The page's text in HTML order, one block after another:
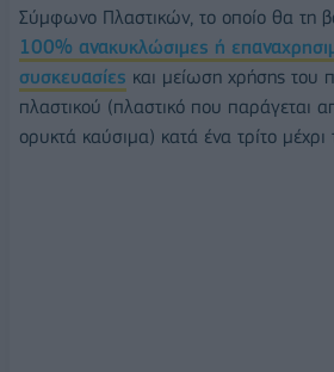
Σύμφωνο Πλαστικών, το οποίο θα τη
100% ανακυκλώσιμες ή
συσκευασίες και μείωση χρήσης του
πλαστικού (πλαστικό που παράγεται
ορυκτά καύσιμα) κατά ένα τρίτο